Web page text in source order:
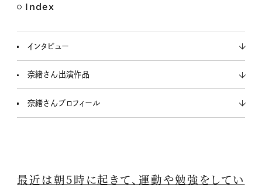
Index
インタビュー
奈緒さん出演作品
奈緒さんプロフィール
最近は朝5時に起きて、運動や勉強をしてい